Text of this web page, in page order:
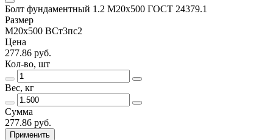
Болт фундаментный 1.2 М20х500 ГОСТ 24379.1
Размер
М20х500 ВСт3пс2
Цена
277.86 руб.
Кол-во, шт
Вес, кг
Сумма
277.86 руб.
Применить